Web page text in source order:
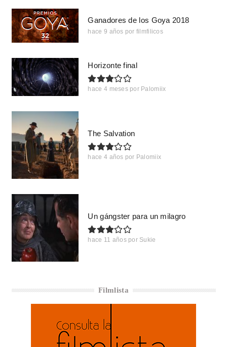
Ganadores de los Goya 2018
hace 9 años por filmfilicos
Horizonte final
hace 4 meses por Palomiix
The Salvation
hace 4 años por Palomiix
Un gángster para un milagro
hace 11 años por Sukie
Filmlista